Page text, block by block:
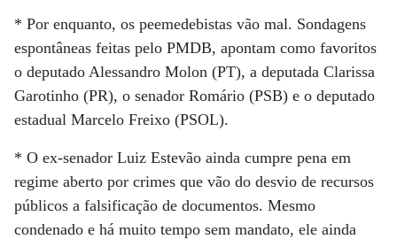
* Por enquanto, os peemedebistas vão mal. Sondagens
espontâneas feitas pelo PMDB, apontam como favoritos
o deputado Alessandro Molon (PT), a deputada Clarissa
Garotinho (PR), o senador Romário (PSB) e o deputado
estadual Marcelo Freixo (PSOL).
* O ex-senador Luiz Estevão ainda cumpre pena em
regime aberto por crimes que vão do desvio de recursos
públicos a falsificação de documentos. Mesmo
condenado e há muito tempo sem mandato, ele ainda